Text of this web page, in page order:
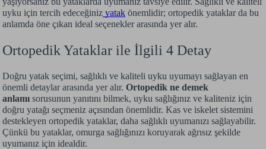
uyku için tercih edeceğiniz yatak önemlidir; ortopedik yataklar da bu
anlamda öne çıkan ideal seçenekler arasında yer alır.
Ortopedik Yataklar ile İlgili 4 Detay
Doğru yatak seçimi, sağlıklı ve kaliteli uyku uyumayı sağlayan en
önemli detaylar arasında yer alır. Ortopedik ne demek
anlamı sorusunun yanıtını bilmek, uyku sağlığınız ve kaliteniz için
doğru yatağı seçmeniz açısından önemlidir. Kas ve iskelet sistemini
destekleyen ortopedik yataklar, daha sağlıklı uyumanızı sağlayabilir.
Çünkü bu yataklar, omurga sağlığınızı koruyarak ağrısız şekilde
uyumanız için idealdir.